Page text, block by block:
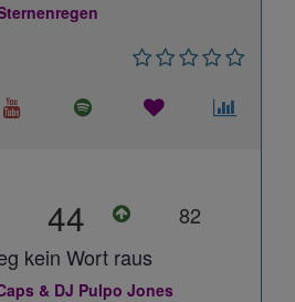
44
82
kein Wort raus
& DJ Pulpo Jones